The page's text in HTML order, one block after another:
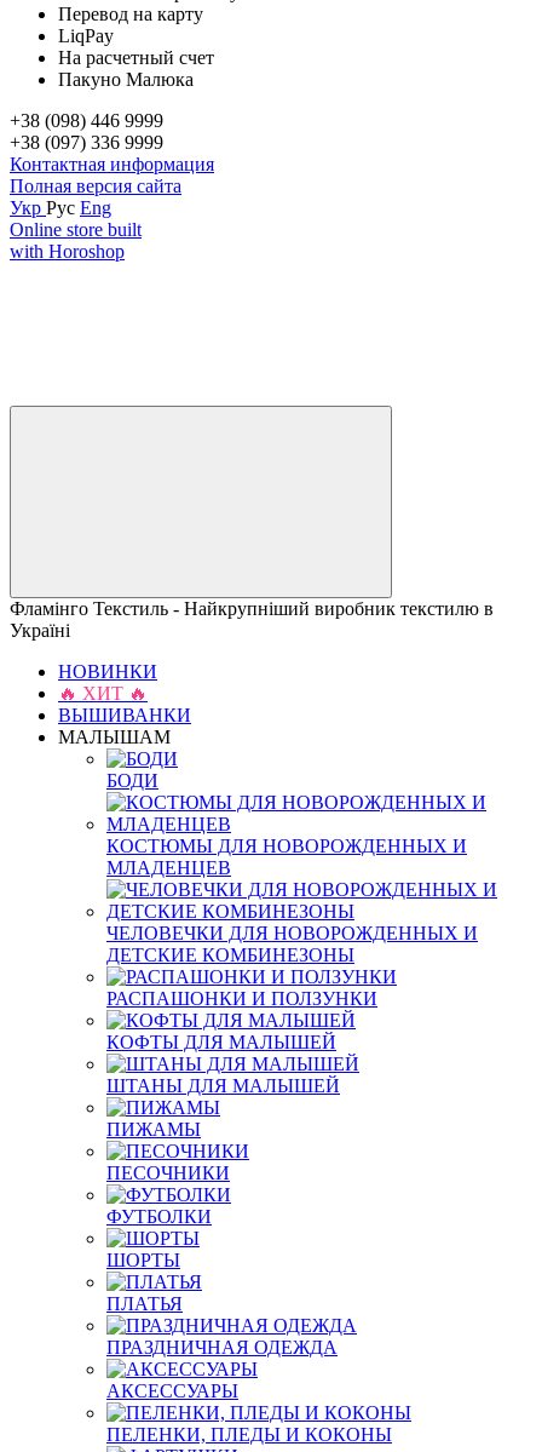
Перевод на карту
LiqPay
На расчетный счет
Пакуно Малюка
+38 (098) 446 9999
+38 (097) 336 9999
Контактная информация
Полная версия сайта
Укр Рус Eng
Online store built
with Horoshop
Фламінго Текстиль - Найкрупніший виробник текстилю в
Україні
НОВИНКИ
🔥 ХИТ 🔥
ВЫШИВАНКИ
МАЛЫШАМ
БОДИ
КОСТЮМЫ ДЛЯ НОВОРОЖДЕННЫХ И
МЛАДЕНЦЕВ
ЧЕЛОВЕЧКИ ДЛЯ НОВОРОЖДЕННЫХ И
ДЕТСКИЕ КОМБИНЕЗОНЫ
РАСПАШОНКИ И ПОЛЗУНКИ
КОФТЫ ДЛЯ МАЛЫШЕЙ
ШТАНЫ ДЛЯ МАЛЫШЕЙ
ПИЖАМЫ
ПЕСОЧНИКИ
ФУТБОЛКИ
ШОРТЫ
ПЛАТЬЯ
ПРАЗДНИЧНАЯ ОДЕЖДА
АКСЕССУАРЫ
ПЕЛЕНКИ, ПЛЕДЫ И КОКОНЫ